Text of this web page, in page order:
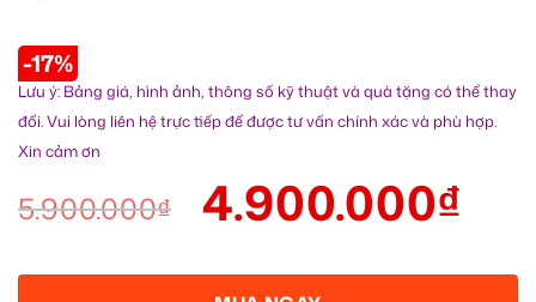
-17%
Lưu ý: Bảng giá, hình ảnh, thông số kỹ thuật và quà tặng có thể thay
đổi. Vui lòng liên hệ trực tiếp để được tư vấn chính xác và phù hợp.
Xin cảm ơn
5.900.000₫ 4.900.000₫